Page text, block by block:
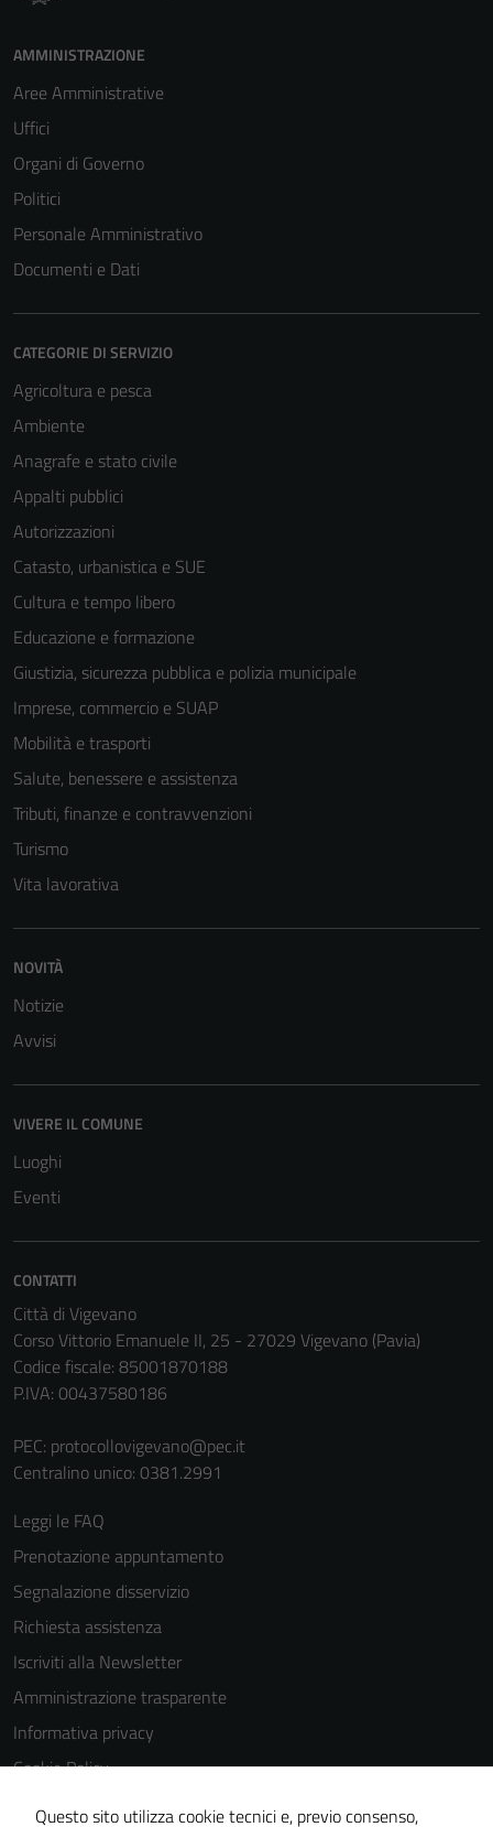
AMMINISTRAZIONE
Aree Amministrative
Uffici
Organi di Governo
Politici
Personale Amministrativo
Documenti e Dati
CATEGORIE DI SERVIZIO
Agricoltura e pesca
Ambiente
Anagrafe e stato civile
Appalti pubblici
Autorizzazioni
Catasto, urbanistica e SUE
Cultura e tempo libero
Educazione e formazione
Giustizia, sicurezza pubblica e polizia municipale
Imprese, commercio e SUAP
Mobilità e trasporti
Salute, benessere e assistenza
Tributi, finanze e contravvenzioni
Turismo
Vita lavorativa
NOVITÀ
Notizie
Avvisi
VIVERE IL COMUNE
Luoghi
Eventi
CONTATTI
Città di Vigevano
Corso Vittorio Emanuele II, 25 - 27029 Vigevano (Pavia)
Codice fiscale: 85001870188
P.IVA: 00437580186
PEC: protocollovigevano@pec.it
Centralino unico: 0381.2991
Leggi le FAQ
Prenotazione appuntamento
Segnalazione disservizio
Richiesta assistenza
Iscriviti alla Newsletter
Amministrazione trasparente
Informativa privacy
Cookie Policy
Media policy
Questo sito utilizza cookie tecnici e, previo consenso,
del sito e non